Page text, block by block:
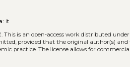
it
This is an open-access work distributed
provided that the original author(s)
practice. The license allows for